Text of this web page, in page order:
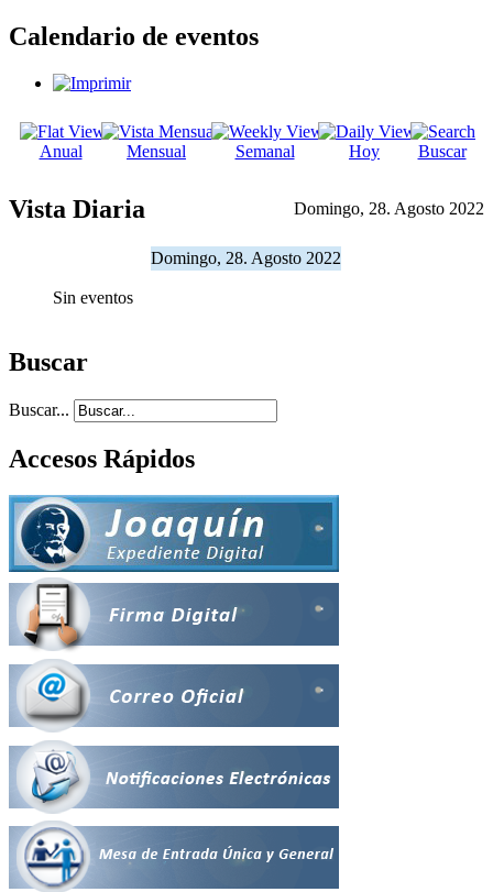
Calendario de eventos
Anual Mensual Semanal Hoy Buscar
Vista Diaria Domingo, 28. Agosto 2022
Domingo, 28. Agosto 2022
Sin eventos
Buscar
Buscar...
Accesos Rápidos